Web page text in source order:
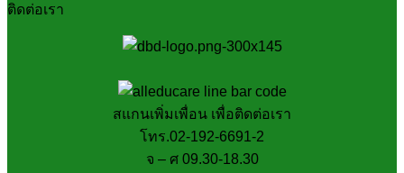
ติดต่อเรา
สแกนเพิ่มเพื่อน เพื่อติดต่อเรา
โทร.02-192-6691-2
จ – ศ 09.30-18.30